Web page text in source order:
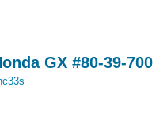
GX #80-39-700